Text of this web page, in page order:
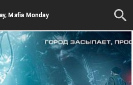
Mafia Monday